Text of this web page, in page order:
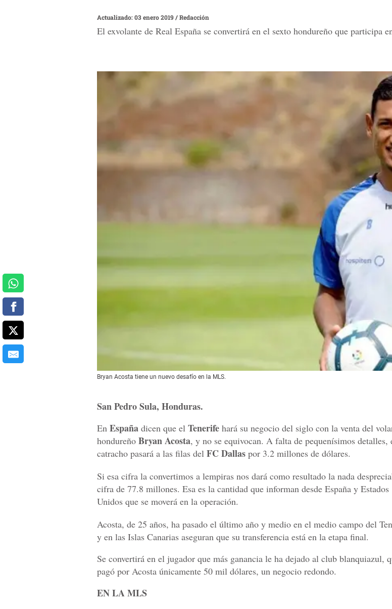
Actualizado: 03 enero 2019/Redacción
El exvolante de Real España se convertirá en el sexto hondureño que participa
Bryan Acosta tiene un nuevo desafío en la MLS.
San Pedro Sula, Honduras.
En España dicen que el Tenerife hará su negocio del siglo con la venta del
hondureño Bryan Acosta, y no se equivocan. A falta de pequenísimos detalles,
catracho pasará a las filas del FC Dallas por 3.2 millones de dólares.
Si esa cifra la convertimos a lempiras nos dará como resultado la nada
cifra de 77.8 millones. Esa es la cantidad que informan desde España y Estados
Unidos que se moverá en la operación.
Acosta, de 25 años, ha pasado el último año y medio en el medio campo del
y en las Islas Canarias aseguran que su transferencia está en la etapa final.
Se convertirá en el jugador que más ganancia le ha dejado al club blanquiazul,
pagó por Acosta únicamente 50 mil dólares, un negocio redondo.
EN LA MLS